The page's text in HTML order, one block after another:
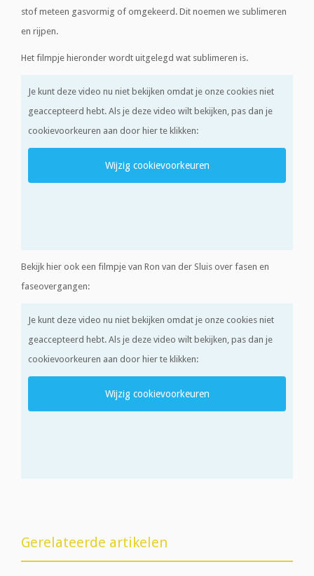
stof meteen gasvormig of omgekeerd. Dit noemen we sublimeren
en rijpen.
Het filmpje hieronder wordt uitgelegd wat sublimeren is.
Je kunt deze video nu niet bekijken omdat je onze cookies niet
geaccepteerd hebt. Als je deze video wilt bekijken, pas dan je
cookievoorkeuren aan door hier te klikken:
Wijzig cookievoorkeuren
Bekijk hier ook een filmpje van Ron van der Sluis over fasen en
faseovergangen:
Je kunt deze video nu niet bekijken omdat je onze cookies niet
geaccepteerd hebt. Als je deze video wilt bekijken, pas dan je
cookievoorkeuren aan door hier te klikken:
Wijzig cookievoorkeuren
Gerelateerde artikelen